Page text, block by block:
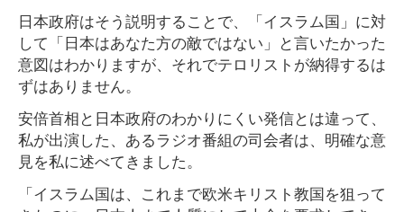
日本政府はそう説明することで、「イスラム国」に対
して「日本はあなた方の敵ではない」と言いたかった
意図はわかりますが、それでテロリストが納得するは
ずはありません。
安倍首相と日本政府のわかりにくい発信とは違って、
私が出演した、あるラジオ番組の司会者は、明確な意
見を私に述べてきました。
「イスラム国は、これまで欧米キリスト教国を狙って